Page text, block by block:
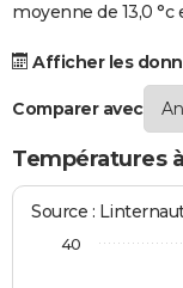
moyenne de 13,0 °c
Afficher les
Comparer avec
Températures
Source :
40